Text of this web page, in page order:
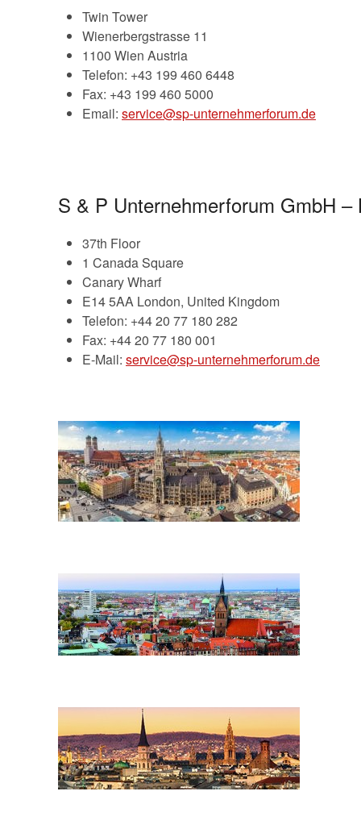
Twin Tower
Wienerbergstrasse 11
1100 Wien Austria
Telefon: +43 199 460 6448
Fax: +43 199 460 5000
Email: service@sp-unternehmerforum.de
S & P Unternehmerforum GmbH –
37th Floor
1 Canada Square
Canary Wharf
E14 5AA London, United Kingdom
Telefon: +44 20 77 180 282
Fax: +44 20 77 180 001
E-Mail: service@sp-unternehmerforum.de